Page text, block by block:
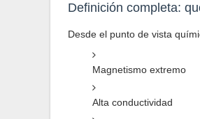
Definición completa:
Desde el punto de vista
Magnetismo extremo
Alta conductividad